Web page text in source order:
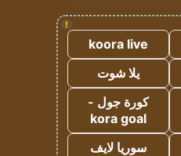
!
koora live
يلا شوت
كورة جول -
kora goal
سوريا لايف